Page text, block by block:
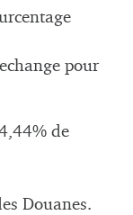
pour
de
Douanes.